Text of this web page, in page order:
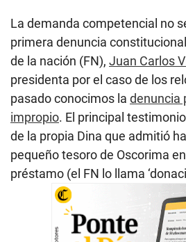
La demanda competencial no
primera denuncia
de la nación (FN), Juan Carlos
presidenta por el caso de los
pasado conocimos la denuncia
impropio. El principal
de la propia Dina que admitió
pequeño tesoro de Oscorima
préstamo (el FN lo llama